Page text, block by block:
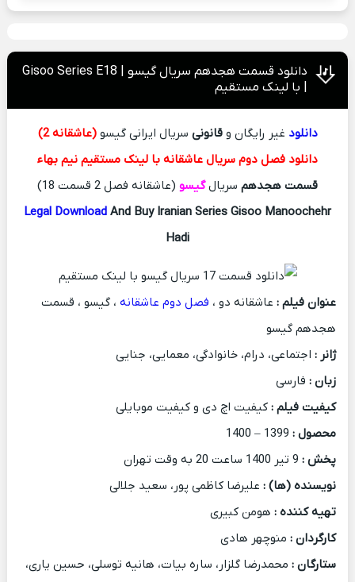
دانلود قسمت هجدهم سریال گیسو | Gisoo Series E18
| با لینک مستقیم
دانلود غیر رایگان وقانونی سریال ایرانی گیسو(عاشقانه 2)
دانلود فصل دوم سریال عاشقانه با لینک مستقیم نیم بهاء
قسمت هجدهم سریالگیسو (عاشقانه فصل 2 قسمت 18)
Legal Download And Buy Iranian Series Gisoo Manoochehr
Hadi
عنوان فیلم :عاشقانه دو ، فصل دوم عاشقانه، گیسو ، قسمت
هجدهم گیسو
ژانر : اجتماعی، درام، خانوادگی، معمایی، جنایی
زبان :فارسی
کیفیت فیلم : کیفیت اچ دی و کیفیت موبایلی
محصول :1399 – 1400
پخش :9 تیر 1400 ساعت 20 به وقت تهران
نویسنده (ها) :علیرضا کاظمی پور، سعید جلالی
تهیه کننده :هومن کبیری
کارگردان :منوچهر هادی
ستارگان : محمدرضا گلزار، ساره بیات، هانیه توسلی، حسین یاری،